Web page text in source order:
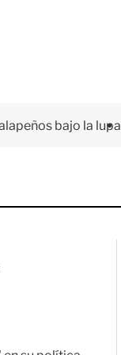
bajo la lupa